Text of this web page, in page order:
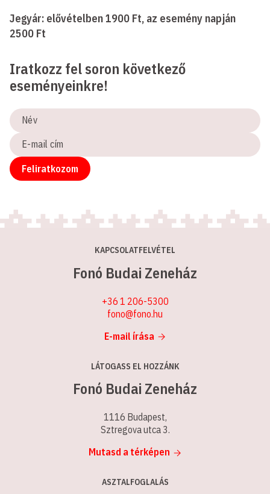
Jegyár: elővételben 1900 Ft, az esemény napján
2500 Ft
Iratkozz fel soron következő
eseményeinkre!
Név
E-
mail
cím
Feliratkozom
KAPCSOLATFELVÉTEL
Fonó Budai Zeneház
+36 1 206-5300
fono@fono.hu
E-mail írása
LÁTOGASS EL HOZZÁNK
Fonó Budai Zeneház
1116 Budapest,
Sztregova utca 3.
Mutasd a térképen
ASZTALFOGLALÁS